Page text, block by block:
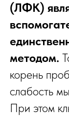
(ЛФК)
методом.
корень
слабость
При этом